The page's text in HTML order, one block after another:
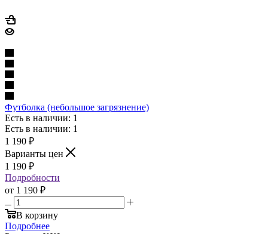
Футболка (небольшое загрязнение)
Есть в наличии: 1
Есть в наличии: 1
1 190 ₽
Варианты цен
1 190 ₽
Подробности
от 1 190 ₽
В корзину
Подробнее